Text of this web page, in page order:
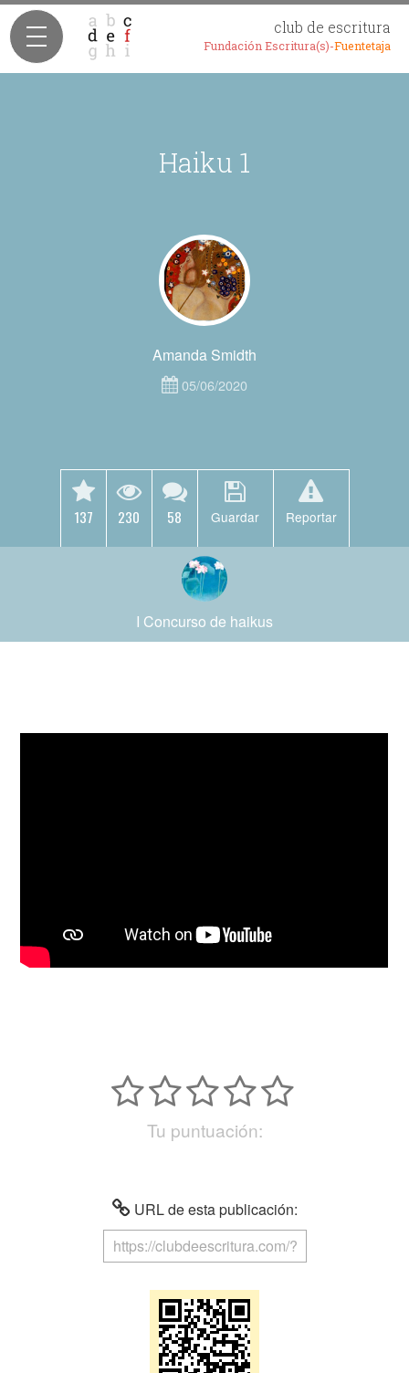
club de escritura
Fundación Escritura(s)-Fuentetaja
Haiku 1
Amanda Smidth
05/06/2020
137 230 58 Guardar Reportar
I Concurso de haikus
Tu puntuación:
URL de esta publicación: